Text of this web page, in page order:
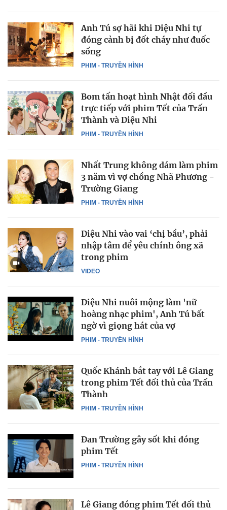
PHIM - TRUYỀN HÌNH
Anh Tú sợ hãi khi Diệu Nhi tự
đóng cảnh bị đốt cháy như đuốc
sống
PHIM - TRUYỀN HÌNH
Bom tấn hoạt hình Nhật đối đầu
trực tiếp với phim Tết của Trấn
Thành và Diệu Nhi
PHIM - TRUYỀN HÌNH
Nhất Trung không dám làm phim
3 năm vì vợ chồng Nhã Phương -
Trường Giang
VIDEO
Diệu Nhi vào vai ‘chị bầu’, phải
nhập tâm để yêu chính ông xã
trong phim
PHIM - TRUYỀN HÌNH
Diệu Nhi nuôi mộng làm 'nữ
hoàng nhạc phim', Anh Tú bất
ngờ vì giọng hát của vợ
PHIM - TRUYỀN HÌNH
Quốc Khánh bắt tay với Lê Giang
trong phim Tết đối thủ của Trấn
Thành
PHIM - TRUYỀN HÌNH
Đan Trường gây sốt khi đóng
phim Tết
Lê Giang đóng phim Tết đối thủ